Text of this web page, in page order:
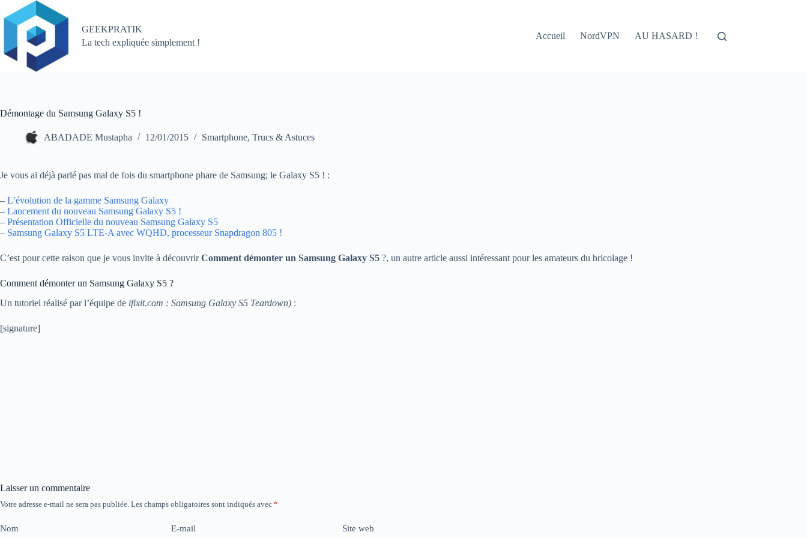
au
contenu
GEEKPRATIK
La tech expliquée simplement !
Accueil NordVPN AU HASARD !
Démontage du Samsung Galaxy S5 !
ABADADE Mustapha 12/01/2015 Smartphone, Trucs & Astuces
Je vous ai déjà parlé pas mal de fois du smartphone phare de Samsung; le Galaxy S5 ! :
– L’évolution de la gamme Samsung Galaxy
– Lancement du nouveau Samsung Galaxy S5 !
– Présentation Officielle du nouveau Samsung Galaxy S5
– Samsung Galaxy S5 LTE-A avec WQHD, processeur Snapdragon 805 !
C’est pour cette raison que je vous invite à découvrirComment démonter un Samsung Galaxy S5 ?, un autre article aussi intéressant pour les amateurs du bricolage !
Comment démonter un Samsung Galaxy S5 ?
Un tutoriel réalisé par l’équipe de ifixit.com : Samsung Galaxy S5 Teardown) :
[signature]
Laisser un commentaire
Votre adresse e-mail ne sera pas publiée. Les champs obligatoires sont indiqués avec *
Nom E-mail Site web